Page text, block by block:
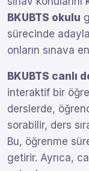
BKUBTS okulu
sürecinde
onların sınava
BKUBTS canlı
interaktif bir
derslerde,
sorabilir, ders
Bu, öğrenme
getirir. Ayrıca,